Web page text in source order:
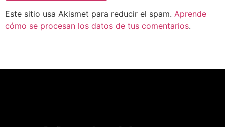
Este sitio usa Akismet para reducir el spam. Aprende
cómo se procesan los datos de tus comentarios.